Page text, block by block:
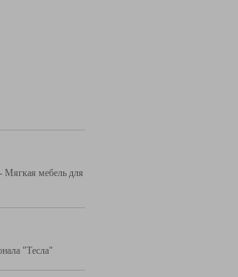
Мягкая мебель для
"Тесла"